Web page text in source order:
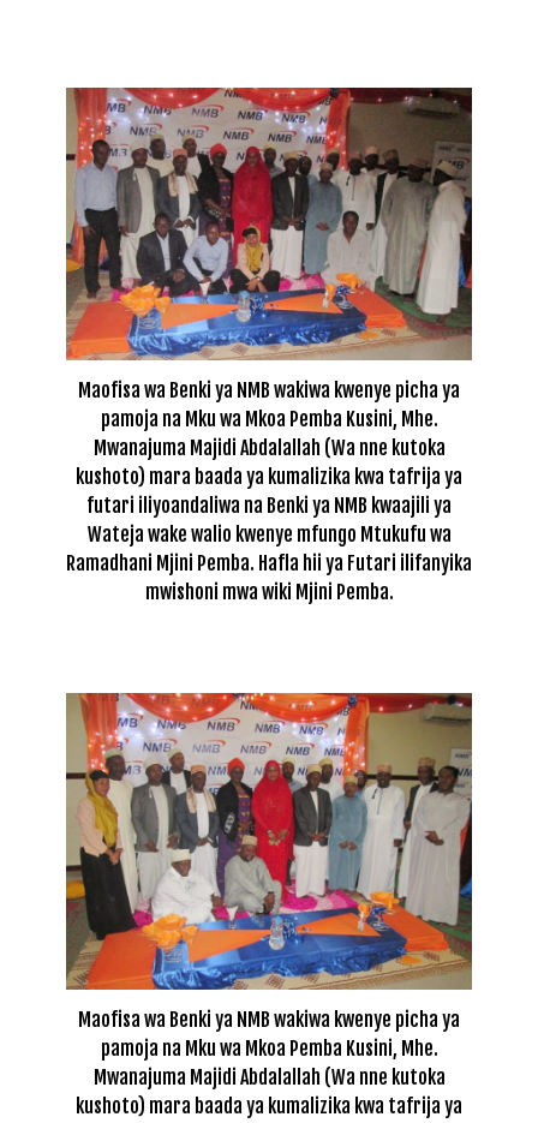
Maofisa wa Benki ya NMB wakiwa kwenye picha ya
pamoja na Mku wa Mkoa Pemba Kusini, Mhe.
Mwanajuma Majidi Abdalallah (Wa nne kutoka
kushoto) mara baada ya kumalizika kwa tafrija ya
futari iliyoandaliwa na Benki ya NMB kwaajili ya
Wateja wake walio kwenye mfungo Mtukufu wa
Ramadhani Mjini Pemba. Hafla hii ya Futari ilifanyika
mwishoni mwa wiki Mjini Pemba.
Maofisa wa Benki ya NMB wakiwa kwenye picha ya
pamoja na Mku wa Mkoa Pemba Kusini, Mhe.
Mwanajuma Majidi Abdalallah (Wa nne kutoka
kushoto) mara baada ya kumalizika kwa tafrija ya